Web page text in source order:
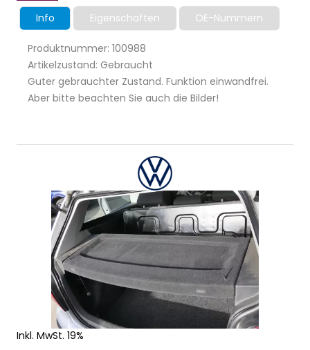
Info Eigenschaften OE-Nummern
Produktnummer: 100988
Artikelzustand: Gebraucht
Guter gebrauchter Zustand. Funktion einwandfrei.
Aber bitte beachten Sie auch die Bilder!
Inkl. MwSt. 19%